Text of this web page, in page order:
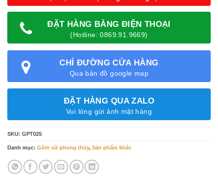
ĐẶT HÀNG BẰNG ĐIỆN THOẠI
(Hotline: 0869.91.9669)
CHỈ ĐƯỜNG CỬA HÀNG
Qua bản đồ google map
ĐẶT HÀNG QUA ZALO
Vui lòng gửi ảnh mặt hàng
SKU: GPT025
Danh mục: Gốm sứ phong thủy, Sản phẩm khác